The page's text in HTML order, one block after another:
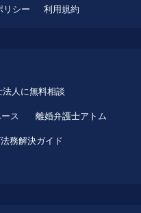
リシー 利用規約
人に無料相談
ス 離婚弁護士アトム
務解決ガイド